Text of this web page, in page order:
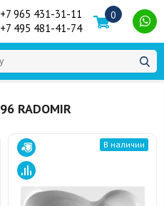
+7 965 431-31-11
+7 495 481-41-74
0
RADOMIR
В наличии